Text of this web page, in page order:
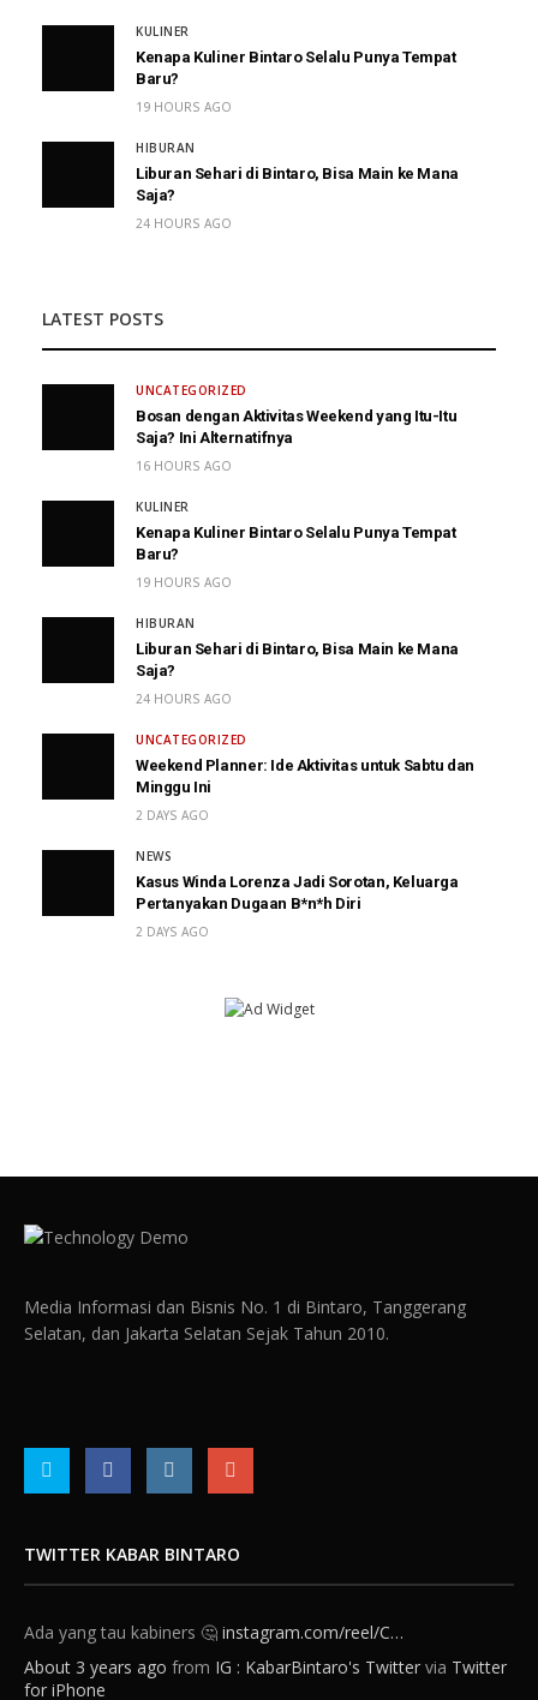
KULINER
Kenapa Kuliner Bintaro Selalu Punya Tempat
Baru?
19 HOURS AGO
HIBURAN
Liburan Sehari di Bintaro, Bisa Main ke Mana
Saja?
24 HOURS AGO
LATEST POSTS
UNCATEGORIZED
Bosan dengan Aktivitas Weekend yang Itu-Itu
Saja? Ini Alternatifnya
16 HOURS AGO
KULINER
Kenapa Kuliner Bintaro Selalu Punya Tempat
Baru?
19 HOURS AGO
HIBURAN
Liburan Sehari di Bintaro, Bisa Main ke Mana
Saja?
24 HOURS AGO
UNCATEGORIZED
Weekend Planner: Ide Aktivitas untuk Sabtu dan
Minggu Ini
2 DAYS AGO
NEWS
Kasus Winda Lorenza Jadi Sorotan, Keluarga
Pertanyakan Dugaan B*n*h Diri
2 DAYS AGO
Media Informasi dan Bisnis No. 1 di Bintaro, Tanggerang
Selatan, dan Jakarta Selatan Sejak Tahun 2010.
TWITTER KABAR BINTARO
Ada yang tau kabiners 🤔instagram.com/reel/C…
About 3 years ago from IG : KabarBintaro's Twitter via Twitter
for iPhone